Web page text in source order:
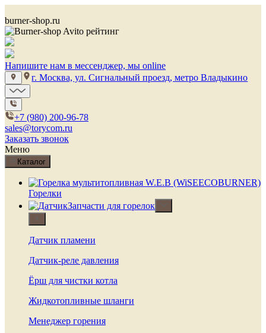
burner-shop.ru
Напишите нам в мессенджер, мы online
г. Москва, ул. Сигнальный проезд, метро Владыкино
+7 (980) 200-96-78
sales@torycom.ru
Заказать звонок
Меню
Каталог
Горелки
Запчасти для горелок
Датчик пламени
Датчик-реле давления
Ёрш для чистки котла
Жидкотопливные шланги
Менеджер горения